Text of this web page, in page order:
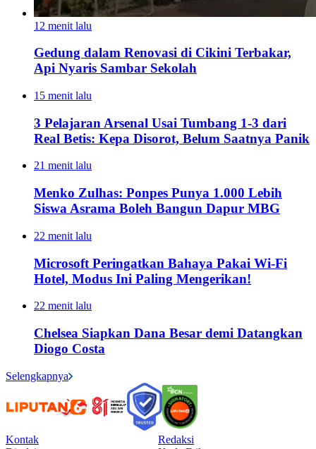
12 menit lalu
Gedung dalam Renovasi di Cikini Terbakar,
Api Nyaris Sambar Sekolah
15 menit lalu
3 Pelajaran Arsenal Usai Tumbang 1-3 dari
Real Betis: Kepa Disorot, Belum Saatnya Panik
21 menit lalu
Menko Zulhas: Ponpes Punya 1.000 Lebih
Siswa Asrama Boleh Bangun Dapur MBG
22 menit lalu
Microsoft Peringatkan Bahaya Pakai Wi-Fi
Hotel, Modus Ini Paling Mengerikan!
22 menit lalu
Chelsea Siapkan Dana Besar demi Datangkan
Diogo Costa
Selengkapnya
Kontak
Redaksi